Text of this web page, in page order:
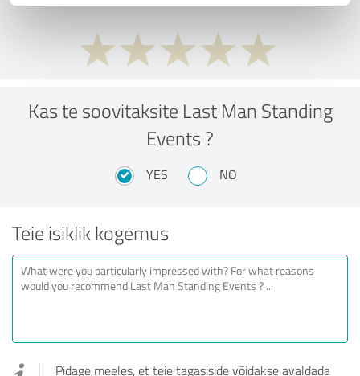
Kas te soovitaksite Last Man Standing
Events ?
YES NO
Teie isiklik kogemus
Pidage meeles, et teie tagasiside võidakse avaldada